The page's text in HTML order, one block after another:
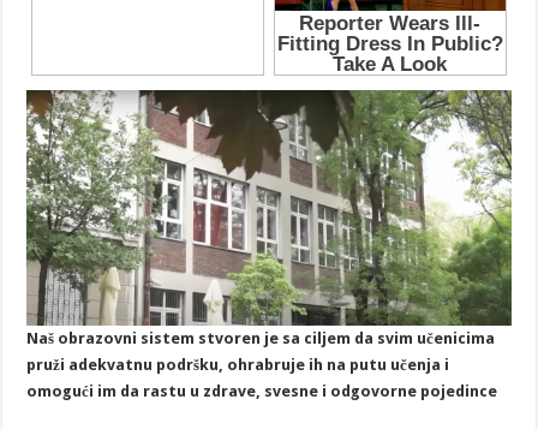
Naš obrazovni sistem stvoren je sa ciljem da svim učenicima
pruži adekvatnu podršku, ohrabruje ih na putu učenja i
omogući im da rastu u zdrave, svesne i odgovorne pojedince